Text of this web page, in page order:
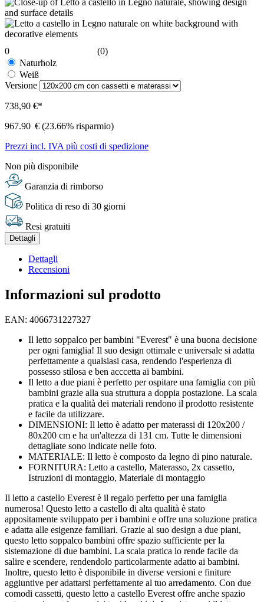
0
(0)
Naturholz
Weiß
Versione
738,90 €*
967.90 € (23.66% risparmio)
Prezzi incl. IVA più costi di spedizione
Non più disponibile
Garanzia di rimborso
Politica di reso di 30 giorni
Resi gratuiti
Dettagli
Dettagli
Recensioni
Informazioni sul prodotto
EAN: 4066731227327
Il letto soppalco per bambini "Everest" è una buona decisione
per ogni famiglia! Il suo design ottimale e universale si adatta
perfettamente a qualsiasi casa, rendendo l'esperienza di
possesso stilosa e ben acccetta ai bambini.
Il letto a due piani è perfetto per ospitare una famiglia con più
bambini grazie alla sua struttura a doppia postazione. La scala
pratica e la qualità dei materiali rendono il prodotto resistente
e facile da utilizzare.
DIMENSIONI: Il letto è adatto per materassi di 120x200 /
80x200 cm e ha un'altezza di 131 cm. Tutte le dimensioni
dettagliate sono indicate nelle foto.
MATERIALE: Il letto è composto da legno di pino naturale.
FORNITURA: Letto a castello, Materasso, 2x cassetto,
Istruzioni di montaggio, Materiale di montaggio
Il letto a castello Everest è il regalo perfetto per una famiglia
numerosa! Questo letto a castello di alta qualità è stato
appositamente sviluppato per i bambini e offre una soluzione pratica
e adatta alle esigenze familiari. Grazie al suo design a due piani,
questo letto soppalco bambini offre spazio sufficiente per la
sistemazione di due bambini. La scala pratica lo rende facile da
salire e scendere, rendendolo particolarmente adatto ai bambini.
Inoltre, questo letto è disponibile in diverse versioni e finiture
aggiuntive per adattarsi perfettamente al tuo arredamento. Con due
comodi cassetti, questo letto a castello Everest offre anche spazio